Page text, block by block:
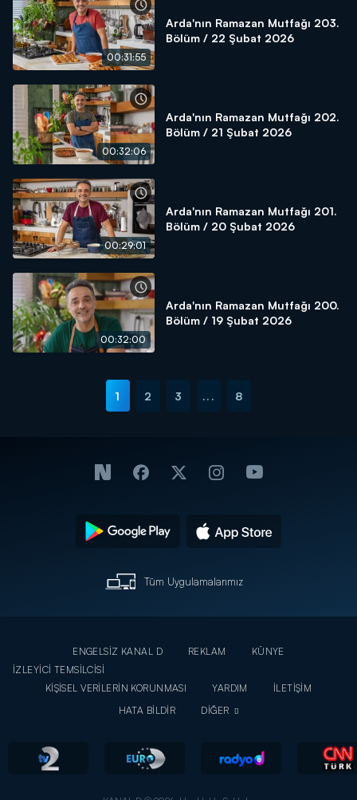
00:31:55
Arda'nın Ramazan Mutfağı 203.
Bölüm / 22 Şubat 2026
00:32:06
Arda'nın Ramazan Mutfağı 202.
Bölüm / 21 Şubat 2026
00:29:01
Arda'nın Ramazan Mutfağı 201.
Bölüm / 20 Şubat 2026
00:32:00
Arda'nın Ramazan Mutfağı 200.
Bölüm / 19 Şubat 2026
1 2 3 ... 8
Tüm Uygulamalarımız
ENGELSİZ KANAL D REKLAM
KÜNYE
İZLEYİCİ TEMSİLCİSİ
KİŞİSEL VERİLERİN KORUNMASI
YARDIM
İLETİŞİM
HATA BİLDİR
DİĞER